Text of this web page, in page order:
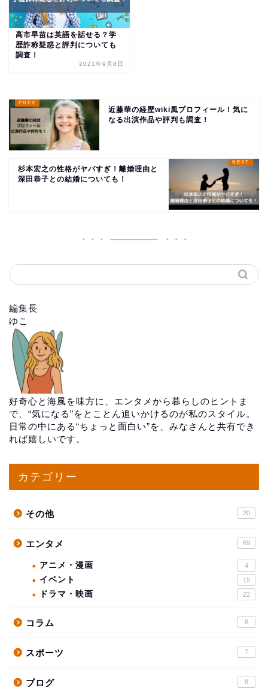
高市早苗は英語を話せる？学
歴詐称疑惑と評判についても
調査！
2021年9月8日
近藤華の経歴wiki風プロフィール！気に
なる出演作品や評判も調査！
杉本宏之の性格がヤバすぎ！離婚理由と
深田恭子との結婚についても！
編集長
ゆこ
好奇心と海風を味方に、エンタメから暮らしのヒントま
で、“気になる”をとことん追いかけるのが私のスタイル。
日常の中にある“ちょっと面白い”を、みなさんと共有でき
れば嬉しいです。
カテゴリー
その他 20
エンタメ 69
アニメ・漫画 4
イベント 15
ドラマ・映画 22
コラム 8
スポーツ 7
ブログ 8